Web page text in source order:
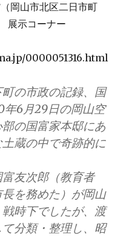
岡山市北区二日市町
示コーナー
0000051316.html
の市政の記録、国
年6月29日の岡山空
の国富家本邸にあ
蔵の中で奇跡的に
友次郎（教育者
を務めた）が岡山
時下でしたが、渡
分類・整理し、昭